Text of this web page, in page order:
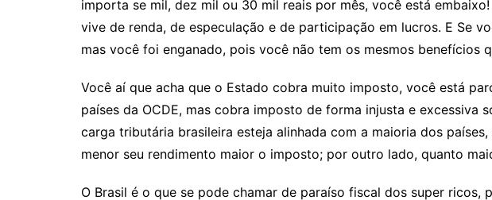
importa se mil, dez mil ou 30 mil reais por mês, você está
vive de renda, de especulação e de participação em lucros. E Se
mas você foi enganado, pois você não tem os mesmos benefícios
​Você aí que acha que o Estado cobra muito imposto, você está
países da OCDE, mas cobra imposto de forma injusta e excessiva
carga tributária brasileira esteja alinhada com a maioria dos
menor seu rendimento maior o imposto; por outro lado, quanto
O Brasil é o que se pode chamar de paraíso fiscal dos super ricos,